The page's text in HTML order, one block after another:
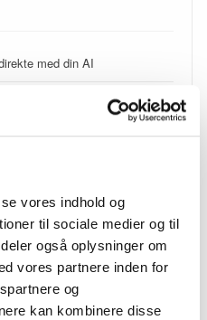
vores indhold og
til sociale medier og til
også oplysninger om
vores partnere inden for
og
kan kombinere disse
med din AI
Folkemødet 2026
til medieovervågning
kommunikatørens